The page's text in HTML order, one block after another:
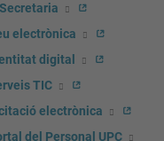
electrònica
digital
TIC
electrònica
del Personal UPC